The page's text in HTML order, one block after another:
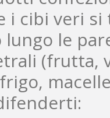
i cibi veri si
lungo le
(frutta,